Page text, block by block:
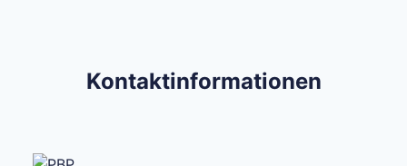
Kontaktinformationen